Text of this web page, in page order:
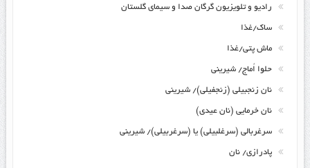
رادیو و تلویزیون گرگان صدا و سیمای گلستان
ساک/غذا
ماش پتی/غذا
حلوا اُماج/ شیرینی
نان زنجبیلی (زنجفیلی)/ شیرینی
نان خرمایی (نان عیدی)
سرغربالی (سرغلبیلی) یا (سرغربیلی)/ شیرینی
پادرازی/ نان